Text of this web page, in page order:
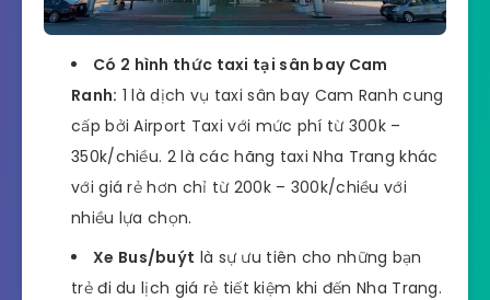
Có 2 hình thức taxi tại sân bay Cam
Ranh: 1 là dịch vụ taxi sân bay Cam Ranh cung
cấp bởi Airport Taxi với mức phí từ 300k –
350k/chiều. 2 là các hãng taxi Nha Trang khác
với giá rẻ hơn chỉ từ 200k – 300k/chiều với
nhiều lựa chọn.
Xe Bus/buýt là sự ưu tiên cho những bạn
trẻ đi du lịch giá rẻ tiết kiệm khi đến Nha Trang.